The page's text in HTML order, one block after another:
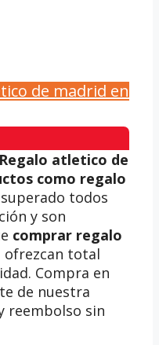
de madrid en
Regalo atletico de
como regalo
todos
y son
comprar regalo
total
Compra en
de nuestra
reembolso sin